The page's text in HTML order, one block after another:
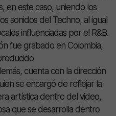
en este caso, uniendo los
sonidos del Techno, al igual
influenciadas por el R&B.
fue grabado en Colombia,
cuenta con la dirección
se encargó de reflejar la
artística dentro del video,
que se desarrolla dentro